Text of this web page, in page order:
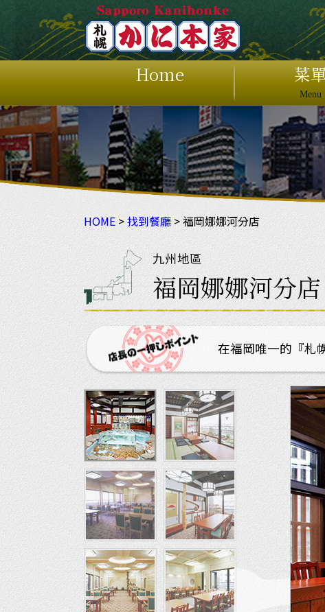
Home 菜
Menu
HOME >找到餐廳 > 福岡娜娜河分店
九州地區
福岡娜娜河分店
在福岡唯一的『札
ホッ